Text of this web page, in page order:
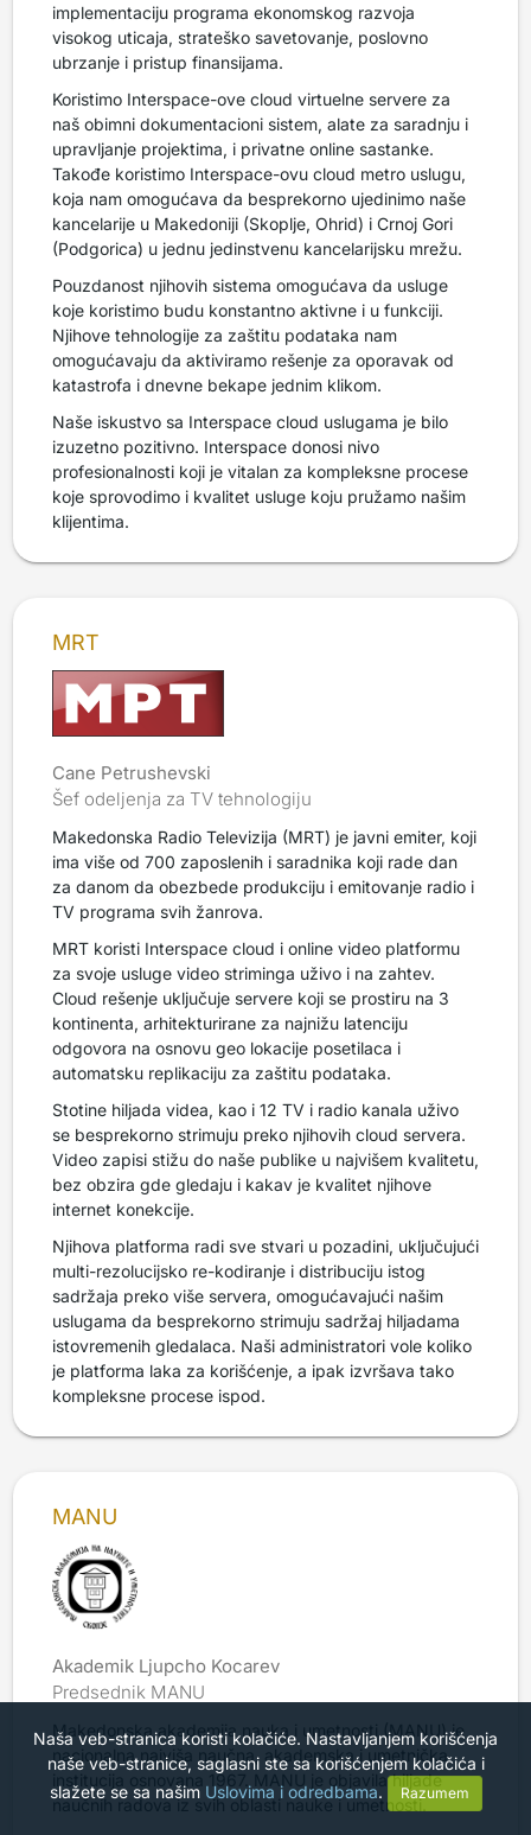
implementaciju programa ekonomskog razvoja
visokog uticaja, strateško savetovanje, poslovno
ubrzanje i pristup finansijama.
Koristimo Interspace-ove cloud virtuelne servere za
naš obimni dokumentacioni sistem, alate za saradnju i
upravljanje projektima, i privatne online sastanke.
Takođe koristimo Interspace-ovu cloud metro uslugu,
koja nam omogućava da besprekorno ujedinimo naše
kancelarije u Makedoniji (Skoplje, Ohrid) i Crnoj Gori
(Podgorica) u jednu jedinstvenu kancelarijsku mrežu.
Pouzdanost njihovih sistema omogućava da usluge
koje koristimo budu konstantno aktivne i u funkciji.
Njihove tehnologije za zaštitu podataka nam
omogućavaju da aktiviramo rešenje za oporavak od
katastrofa i dnevne bekape jednim klikom.
Naše iskustvo sa Interspace cloud uslugama je bilo
izuzetno pozitivno. Interspace donosi nivo
profesionalnosti koji je vitalan za kompleksne procese
koje sprovodimo i kvalitet usluge koju pružamo našim
klijentima.
MRT
Cane Petrushevski
Šef odeljenja za TV tehnologiju
Makedonska Radio Televizija (MRT) je javni emiter, koji
ima više od 700 zaposlenih i saradnika koji rade dan
za danom da obezbede produkciju i emitovanje radio i
TV programa svih žanrova.
MRT koristi Interspace cloud i online video platformu
za svoje usluge video striminga uživo i na zahtev.
Cloud rešenje uključuje servere koji se prostiru na 3
kontinenta, arhitekturirane za najnižu latenciju
odgovora na osnovu geo lokacije posetilaca i
automatsku replikaciju za zaštitu podataka.
Stotine hiljada videa, kao i 12 TV i radio kanala uživo
se besprekorno strimuju preko njihovih cloud servera.
Video zapisi stižu do naše publike u najvišem kvalitetu,
bez obzira gde gledaju i kakav je kvalitet njihove
internet konekcije.
Njihova platforma radi sve stvari u pozadini, uključujući
multi-rezolucijsko re-kodiranje i distribuciju istog
sadržaja preko više servera, omogućavajući našim
uslugama da besprekorno strimuju sadržaj hiljadama
istovremenih gledalaca. Naši administratori vole koliko
je platforma laka za korišćenje, a ipak izvršava tako
kompleksne procese ispod.
MANU
Akademik Ljupcho Kocarev
Predsednik MANU
Makedonska akademija nauka i umetnosti (MANU) je
nacionalna najviša naučna, akademska i umetnička
institucija osnovana 1967. MANU je objavila hiljade
naučnih radova iz svih oblasti nauke i umetnosti.
Naša veb-stranica koristi kolačiće. Nastavljanjem korišćenja
naše veb-stranice, saglasni ste sa korišćenjem kolačića i
slažete se sa našim Uslovima i odredbama. Razumem